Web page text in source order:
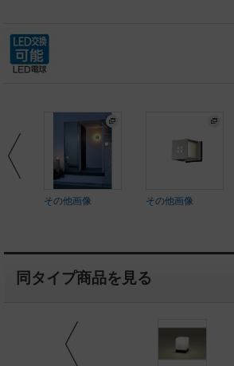
その他画像 その他画像
同タイプ商品を見る